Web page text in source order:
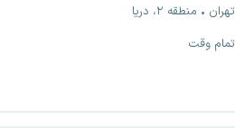
تهران
منطقه ۲، دریا
تمام وقت